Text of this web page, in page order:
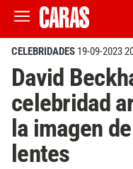
CELEBRIDADES 19-09-2023
David
celebridad
la imagen
lentes